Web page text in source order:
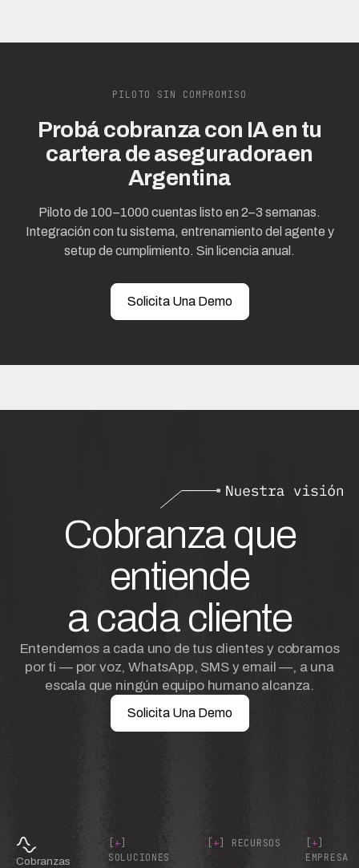
PILOTO SIN COMPROMISO
Probá cobranza con IA en tu
cartera de aseguradoraen
Argentina
Piloto de 100–1000 cuentas listo en 2–3 semanas.
Integración con tu sistema, entrenamiento del agente y
setup de cumplimiento. Sin licencia anual.
Solicita Una Demo
Cobranza que
entiende
a cada cliente
Entendemos a cada uno de tus clientes y cobramos
por ti — por voz, WhatsApp, SMS y email —, a una
escala que ningún equipo humano alcanza.
Solicita Una Demo
Cobranzas
+
SOLUCIONES
+ ] RECURSOS +
EMPRESA